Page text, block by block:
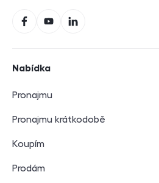
FacebookYouTubeLinkedIn
Nabídka
Pronajmu
Pronajmu krátkodobě
Koupím
Prodám